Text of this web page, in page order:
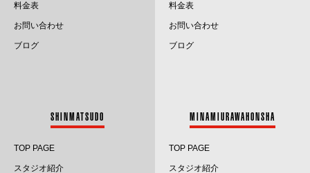
2025.3
2025.2
料金表
お問い合わせ
ブログ
料金表
お問い合わせ
ブログ
SHINMATSUDO
TOP PAGE
スタジオ紹介
MINAMIURAWAHONSHA
TOP PAGE
スタジオ紹介